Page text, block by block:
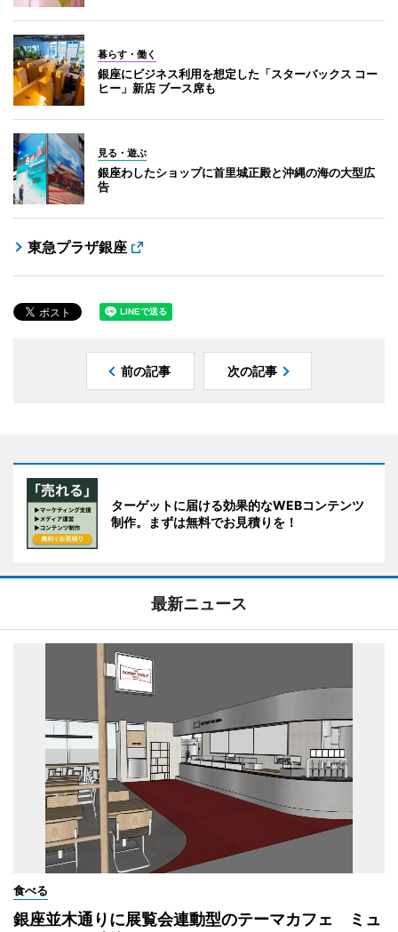
暮らす・働く
銀座にビジネス利用を想定した「スターバックス コー
ヒー」新店 ブース席も
見る・遊ぶ
銀座わしたショップに首里城正殿と沖縄の海の大型広
告
東急プラザ銀座
前の記事 次の記事
ターゲットに届ける効果的なWEBコンテンツ
制作。まずは無料でお見積りを！
最新ニュース
食べる
銀座並木通りに展覧会連動型のテーマカフェ ミュ